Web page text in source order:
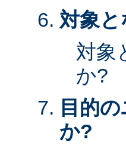
対象
対象
か?
目的
か?